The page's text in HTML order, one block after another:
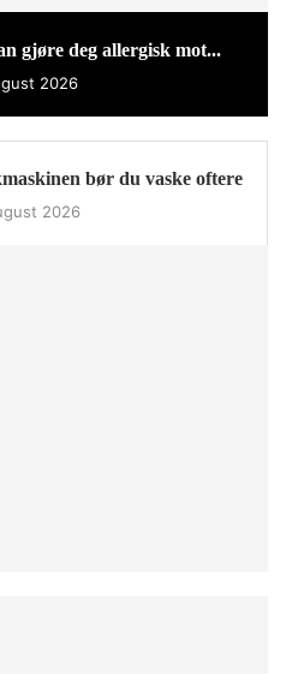
gjøre deg allergisk mot...
2026
bør du vaske oftere
2026